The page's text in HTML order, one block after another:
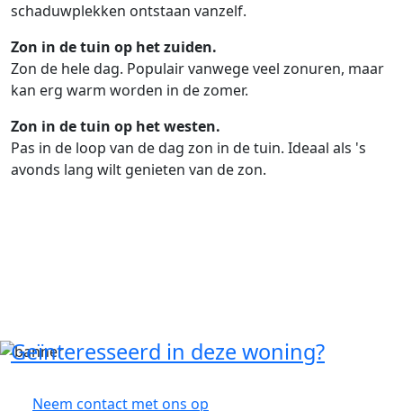
schaduwplekken ontstaan vanzelf.
Zon in de tuin op het zuiden.
Zon de hele dag. Populair vanwege veel zonuren, maar
kan erg warm worden in de zomer.
Zon in de tuin op het westen.
Pas in de loop van de dag zon in de tuin. Ideaal als 's
avonds lang wilt genieten van de zon.
Geïnteresseerd in deze woning?
Neem contact met ons op